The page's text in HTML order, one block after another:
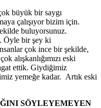
büyük bir saygı
çalışıyor bizim için.
buluyorsunuz.
Öyle bir şey ki
çok ince bir şekilde,
alışkanlığımızı eski
ettik. Giydiğimiz
yemeğe kadar. Artık eski
SÖYLEYEMEYEN